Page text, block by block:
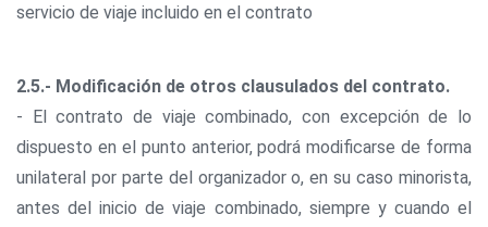
servicio de viaje incluido en el contrato
2.5.- Modificación de otros clausulados del contrato.
- El contrato de viaje combinado, con excepción de lo
dispuesto en el punto anterior, podrá modificarse de forma
unilateral por parte del organizador o, en su caso minorista,
antes del inicio de viaje combinado, siempre y cuando el